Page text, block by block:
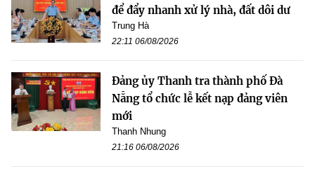
để đẩy nhanh xử lý nhà, đất dôi dư
Trung Hà
22:11 06/08/2026
Đảng ủy Thanh tra thành phố Đà
Nẵng tổ chức lễ kết nạp đảng viên
mới
Thanh Nhung
21:16 06/08/2026